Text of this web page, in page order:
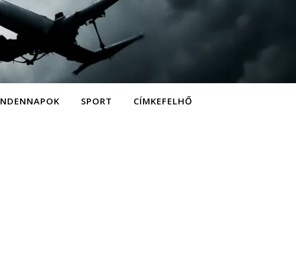
SPORT CÍMKEFELHŐ